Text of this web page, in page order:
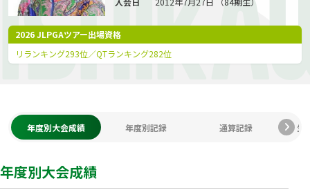
2026 JLPGAツアー出場資格
リランキング293位／QTランキング282位
年度別大会成績 年度別記録 通算記録 生
年度別大会成績